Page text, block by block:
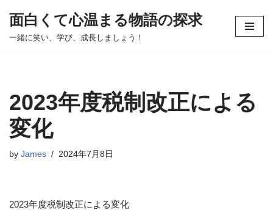
コ
へ
ス
キ
ッ
面白くて心温まる物語の探求
一緒に笑い、学び、成長しましょう！
2023年度税制改正による
変化
by James 2024年7月8日
2023年度税制改正による変化